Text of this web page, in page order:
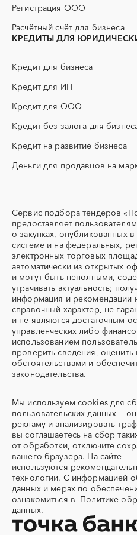
ЖБИ
ИБП
КТП
ОКР (опытно-
конструкторские работы)
ПГС (песчано-гравийная
смесь)
СВО
СКУД
ТЭН
(Теплоэлектронагреватель)
УКПГ
Аварийные работы
Авиационные работы
Автобус
Автогрейдер
Автоматизация
Автомобильные весы
Автотранспорт
Адсорбенты
Акварель
Аккумуляторы
Алмазное бурение
Алюминиевые
конструкции
Алюминий
Ангар
Антискалант
Аппараты воздушного
Ингушетия
республика
Калмыкия
Карелия
Кировская область
Костромская область
Красноярский край
Магаданская область
Московская область
Ненецкий AО
Новгородская область
Омская область
Орловская область
Пермский край
Псковская область
Рязанская область
Санкт-Петербург
Сахалинская область
Севастополь
Тамбовская область
Тверская область
Тульская область
Тюменская область
Ульяновская область
Хакасия
Челябинская область
Чувашская республика
Регистрация ООО
Расчётный счёт для бизнеса
КРЕДИТЫ ДЛЯ
Кредит для бизнеса
Кредит для ИП
Кредит для ООО
Кредит без залога для
Кредит на развитие бизнеса
Деньги для продавцов на
Сервис подбора тендеров
предоставляет
о закупках, опубликованных
системе и на федеральных,
электронных торговых
автоматически из открытых
и могут быть неполными,
утрачивать актуальность;
информация и рекомендации
справочный характер, не
и не являются достаточным
управленческих либо
использованием
проверить сведения,
обстоятельствами и
законодательства.
Мы используем cookies для
пользовательских данных —
рекламу и анализировать
вы соглашаетесь на сбор
от обработки, отключите
вашего браузера. На сайте
используются
технологии. С информацией
данных и мерах по
ознакомиться в Политике
данных.